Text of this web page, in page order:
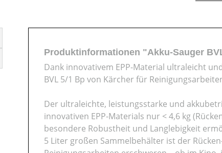
Produktinformationen "Akku-Sauger
Dank innovativem EPP-Material ultraleicht
BVL 5/1 Bp von Kärcher für
Der ultraleichte, leistungsstarke und
innovativen EPP-Materials nur < 4,6 kg
besondere Robustheit und Langlebigkeit
5 Liter großen Sammelbehälter ist der